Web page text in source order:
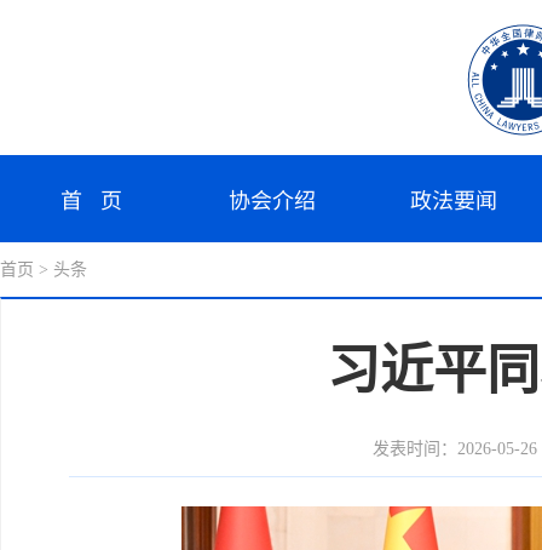
首 页 协会介绍 政法要闻
首页 > 头条
习近平
发表时间：2026-05-26